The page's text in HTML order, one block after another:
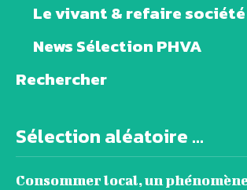
Le vivant & refaire société
News Sélection PHVA
Rechercher
Sélection aléatoire ...
Consommer local, un